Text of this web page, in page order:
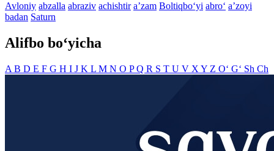
Avloniy abzalla abraziv achishtir aʼzam Boltiqbo‘yi abro‘ aʼzoyi
badan Saturn
Alifbo bo‘yicha
A B D E F G H I J K L M N O PQ R S T U V X Y Z O‘ G‘ Sh Ch